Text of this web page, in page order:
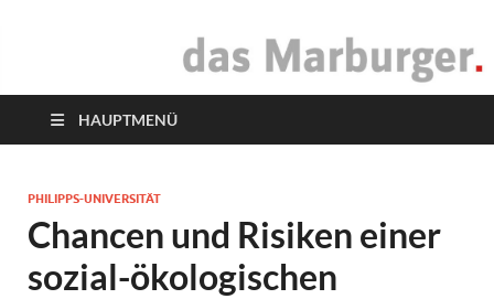
das Marburger.
HAUPTMENÜ
PHILIPPS-UNIVERSITÄT
Chancen und Risiken einer
sozial-ökologischen